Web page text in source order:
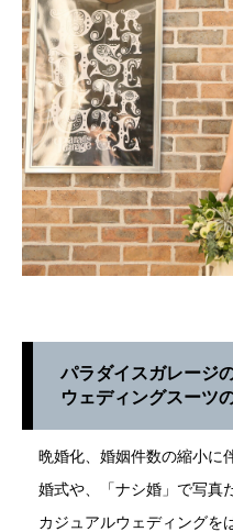
パラダイスガレージ
ウェディングスーツ
晩婚化、婚姻件数の縮小に
婚式や、「ナシ婚」で写真
カジュアルウェディングを